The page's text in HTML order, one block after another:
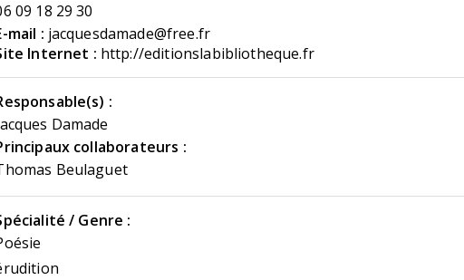
09 18 29 30
mail : jacquesdamade@free.fr
Internet : http://editionslabibliotheque.fr
:
Damade
collaborateurs :
Beulaguet
/ Genre :